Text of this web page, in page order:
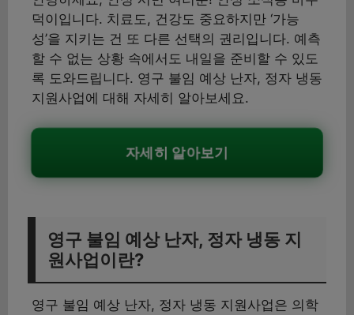
덕이입니다. 치료도, 건강도 중요하지만 ‘가능
성’을 지키는 건 또 다른 선택의 권리입니다. 예측
할 수 없는 상황 속에서도 내일을 준비할 수 있도
록 도와드립니다. 영구 불임 예상 난자, 정자 냉동
지원사업에 대해 자세히 알아보세요.
자세히 알아보기
영구 불임 예상 난자, 정자 냉동 지
원사업이란?
영구 불임 예상 난자, 정자 냉동 지원사업은 의학